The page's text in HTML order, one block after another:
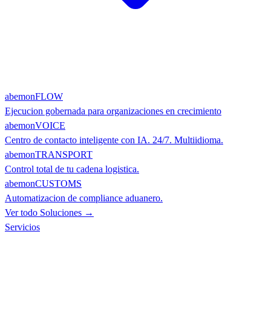
abemonFLOW
Ejecucion gobernada para organizaciones en crecimiento
abemonVOICE
Centro de contacto inteligente con IA. 24/7. Multiidioma.
abemonTRANSPORT
Control total de tu cadena logistica.
abemonCUSTOMS
Automatizacion de compliance aduanero.
Ver todo Soluciones →
Servicios